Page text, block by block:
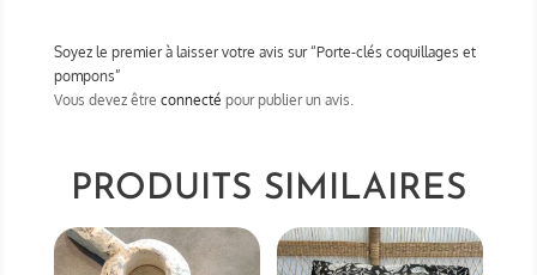
clés
coquillages
Soyez le premier à laisser votre avis sur “Porte-clés coquillages et
pompons”
Vous devez être connecté pour publier un avis.
PRODUITS SIMILAIRES